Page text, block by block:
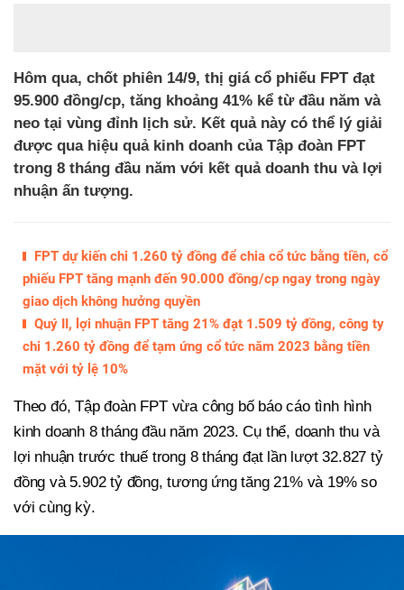
Hôm qua, chốt phiên 14/9, thị giá cổ phiếu FPT đạt
95.900 đồng/cp, tăng khoảng 41% kể từ đầu năm và
neo tại vùng đỉnh lịch sử. Kết quả này có thể lý giải
được qua hiệu quả kinh doanh của Tập đoàn FPT
trong 8 tháng đầu năm với kết quả doanh thu và lợi
nhuận ấn tượng.
FPT dự kiến chi 1.260 tỷ đồng để chia cổ tức bằng tiền, cổ
phiếu FPT tăng mạnh đến 90.000 đồng/cp ngay trong ngày
giao dịch không hưởng quyền
Quý II, lợi nhuận FPT tăng 21% đạt 1.509 tỷ đồng, công ty
chi 1.260 tỷ đồng để tạm ứng cổ tức năm 2023 bằng tiền
mặt với tỷ lệ 10%
Theo đó, Tập đoàn FPT vừa công bố báo cáo tình hình
kinh doanh 8 tháng đầu năm 2023. Cụ thể, doanh thu và
lợi nhuận trước thuế trong 8 tháng đạt lần lượt 32.827 tỷ
đồng và 5.902 tỷ đồng, tương ứng tăng 21% và 19% so
với cùng kỳ.